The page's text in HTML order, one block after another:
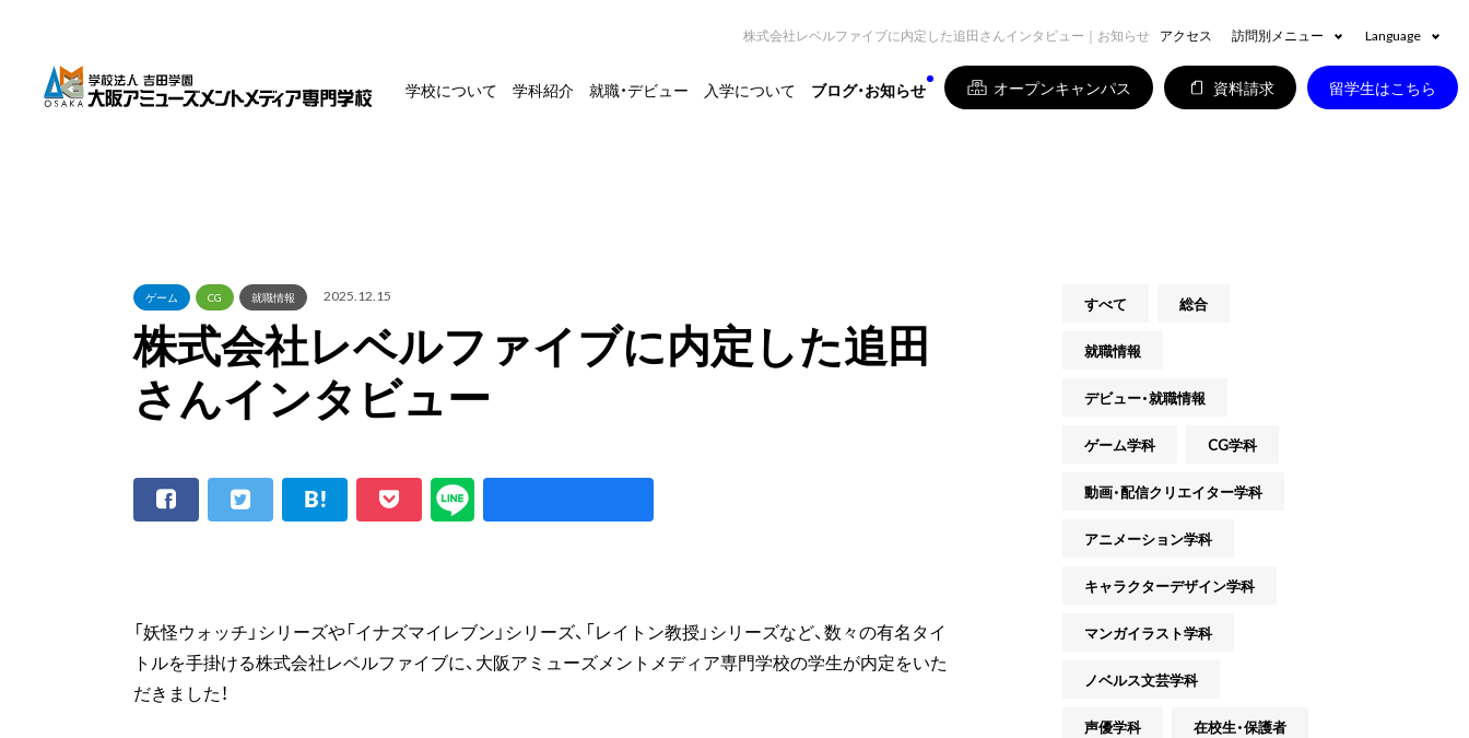
アクセス 訪問別メニュー Language
学校について 学科紹介 就職・デビュー 入学について ブログ・お知らせ オープンキャンパス 資料請求 留学生はこちら
株式会社レベルファイブに内定した追田さんインタビュー｜お知らせ
ゲーム CG 就職情報 2025.12.15
株式会社レベルファイブに内定した追田
さんインタビュー
「妖怪ウォッチ」シリーズや「イナズマイレブン」シリーズ、「レイトン教授」シリーズなど、数々の有名タイ
トルを手掛ける株式会社レベルファイブに、大阪アミューズメントメディア専門学校の学生が内定をいた
だきました！
すべて 総合
就職情報
デビュー・就職情報
ゲーム学科 CG学科
動画・配信クリエイター学科
アニメーション学科
キャラクターデザイン学科
マンガイラスト学科
ノベルス文芸学科
声優学科 在校生・保護者